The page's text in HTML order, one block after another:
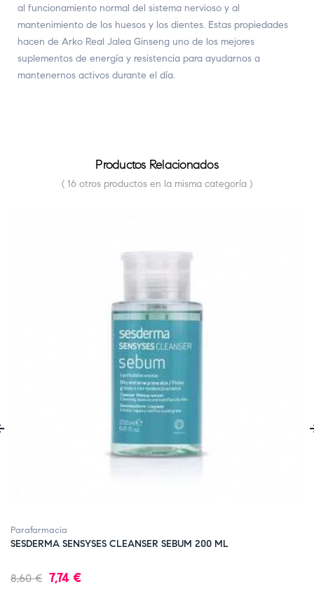
al funcionamiento normal del sistema nervioso y al
mantenimiento de los huesos y los dientes. Estas propiedades
hacen de Arko Real Jalea Ginseng uno de los mejores
suplementos de energía y resistencia para ayudarnos a
mantenernos activos durante el día.
Productos Relacionados
( 16 otros productos en la misma categoría )
Parafarmacia
SESDERMA SENSYSES CLEANSER SEBUM 200 ML
Precio
8,60 € Precio
7,74 €